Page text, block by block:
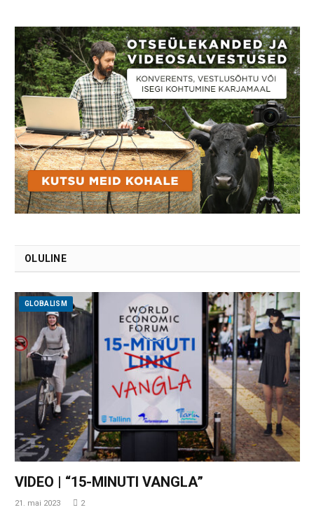
OLULINE
GLOBALISM
VIDEO | “15-MINUTI VANGLA”
21. mai 2023 2